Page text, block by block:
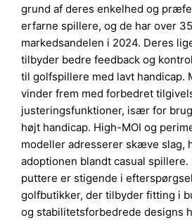
grund af deres enkelhed og
erfarne spillere, og de har over
markedsandelen i 2024. Deres
tilbyder bedre feedback og
til golfspillere med lavt handicap.
vinder frem med forbedret
justeringsfunktioner, især for
højt handicap. High-MOI og
modeller adresserer skæve slag,
adoptionen blandt casual
puttere er stigende i
golfbutikker, der tilbyder fitting i
og stabilitetsforbedrede designs